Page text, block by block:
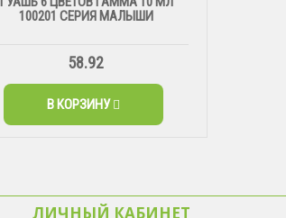
100201 СЕРИЯ МАЛЫШИ
58.92
В КОРЗИНУ
ЛИЧНЫЙ КАБИНЕТ